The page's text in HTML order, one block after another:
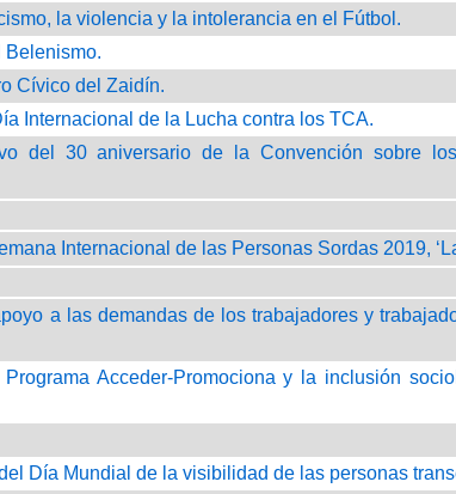
la violencia y la intolerancia en el Fútbol.
Belenismo.
Cívico del Zaidín.
Internacional de la Lucha contra los TCA.
del 30 aniversario de la Convención sobre
Internacional de las Personas Sordas 2019,
a las demandas de los trabajadores y
Acceder-Promociona y la inclusión
Día Mundial de la visibilidad de las personas